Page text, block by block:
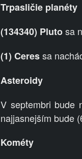
Trpasličie planéty
(134340) Plutosa
(1) Ceressa
Asteroidy
V septembri bude
najjasnejším bude
Kométy